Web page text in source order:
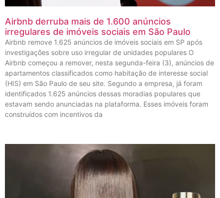
Airbnb derruba mais de 1.600 anúncios
irregulares de imóveis sociais em São Paulo
Airbnb remove 1.625 anúncios de imóveis sociais em SP após
investigações sobre uso irregular de unidades populares O
Airbnb começou a remover, nesta segunda-feira (3), anúncios de
apartamentos classificados como habitação de interesse social
(HIS) em São Paulo de seu site. Segundo a empresa, já foram
identificados 1.625 anúncios dessas moradias populares que
estavam sendo anunciadas na plataforma. Esses imóveis foram
construídos com incentivos da